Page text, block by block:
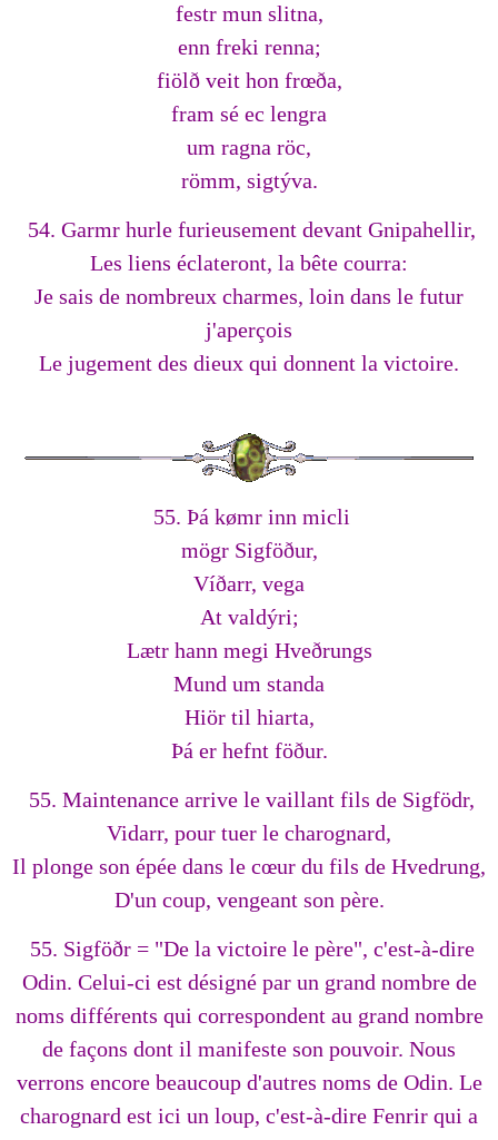
festr mun slitna,
enn freki renna;
fiölð veit hon frœða,
fram sé ec lengra
um ragna röc,
römm, sigtýva.
54. Garmr hurle furieusement devant Gnipahellir,
Les liens éclateront, la bête courra:
Je sais de nombreux charmes, loin dans le futur
j'aperçois
Le jugement des dieux qui donnent la victoire.
55. Þá kømr inn micli
mögr Sigföður,
Víðarr, vega
At valdýri;
Lætr hann megi Hveðrungs
Mund um standa
Hiör til hiarta,
Þá er hefnt föður.
55. Maintenance arrive le vaillant fils de Sigfödr,
Vidarr, pour tuer le charognard,
Il plonge son épée dans le cœur du fils de Hvedrung,
D'un coup, vengeant son père.
55. Sigföðr = "De la victoire le père", c'est-à-dire
Odin. Celui-ci est désigné par un grand nombre de
noms différents qui correspondent au grand nombre
de façons dont il manifeste son pouvoir. Nous
verrons encore beaucoup d'autres noms de Odin. Le
charognard est ici un loup, c'est-à-dire Fenrir qui a